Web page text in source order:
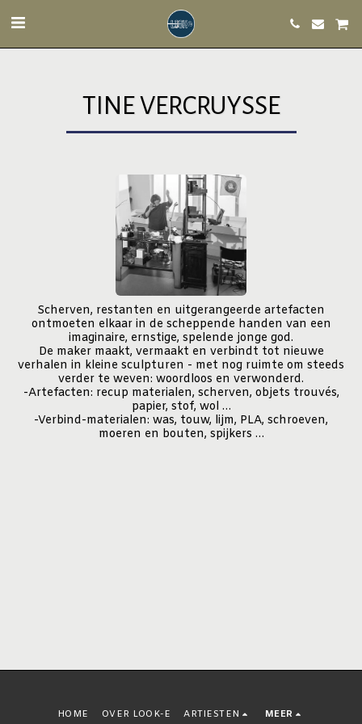
TINE VERCRUYSSE
Scherven, restanten en uitgerangeerde artefacten
ontmoeten elkaar in de scheppende handen van een
imaginaire, ernstige, spelende jonge god.
De maker maakt, vermaakt en verbindt tot nieuwe
verhalen in kleine sculpturen - met nog ruimte om steeds
verder te weven: woordloos en verwonderd.
-Artefacten: recup materialen, scherven, objets trouvés,
papier, stof, wol …
-Verbind-materialen: was, touw, lijm, PLA, schroeven,
moeren en bouten, spijkers …
HOME OVER LOOK-E ARTIESTEN MEER